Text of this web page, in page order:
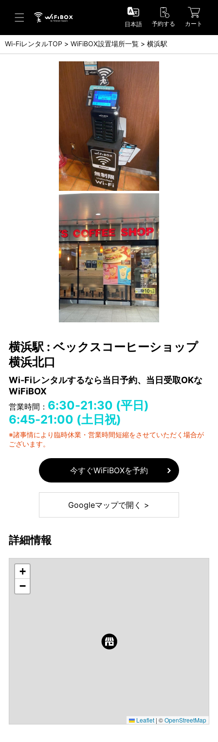
ヘルプ／お問い合わせ
ヘルプセンター(FAQ)(日本語)
Help Center(FAQ)(English)
お問い合わせ(日本語)
Inquiry(English)
日本語 予約する カート
Wi-FiレンタルTOP WiFiBOX設置場所一覧 横浜駅
横浜駅 : ベックスコーヒーショップ
横浜北口
Wi-Fiレンタルするなら当日予約、当日受取OKな
WiFiBOX
営業時間： 6:30-21:30 (平日)
6:45-21:00 (土日祝)
※諸事情により臨時休業・営業時間短縮をさせていただく場合が
ございます。
今すぐWiFiBOXを予約
Googleマップで開く >
詳細情報
+
−
Leaflet | ©OpenStreetMap